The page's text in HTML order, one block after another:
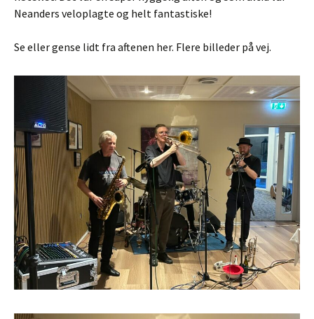
Neanders veloplagte og helt fantastiske!
Se eller gense lidt fra aftenen her. Flere billeder på vej.